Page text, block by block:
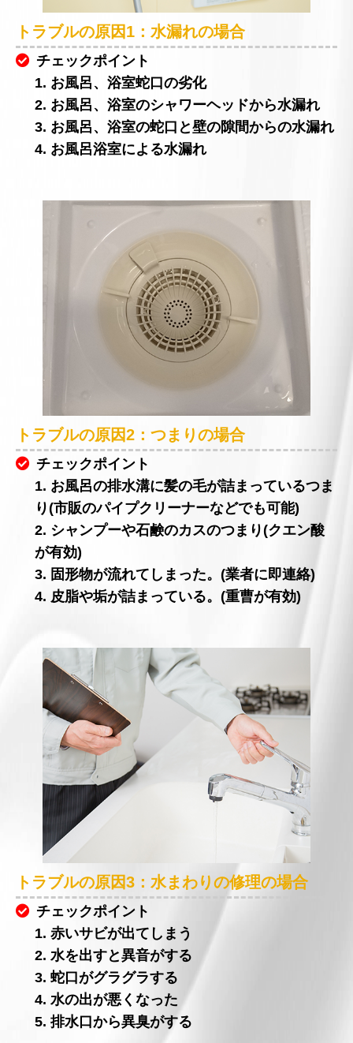
トラブルの原因1：水漏れの場合
チェックポイント
1. お風呂、浴室蛇口の劣化
2. お風呂、浴室のシャワーヘッドから水漏れ
3. お風呂、浴室の蛇口と壁の隙間からの水漏れ
4. お風呂浴室による水漏れ
トラブルの原因2：つまりの場合
チェックポイント
1. お風呂の排水溝に髪の毛が詰まっているつま
り(市販のパイプクリーナーなどでも可能)
2. シャンプーや石鹸のカスのつまり(クエン酸
が有効)
3. 固形物が流れてしまった。(業者に即連絡)
4. 皮脂や垢が詰まっている。(重曹が有効)
トラブルの原因3：水まわりの修理の場合
チェックポイント
1. 赤いサビが出てしまう
2. 水を出すと異音がする
3. 蛇口がグラグラする
4. 水の出が悪くなった
5. 排水口から異臭がする